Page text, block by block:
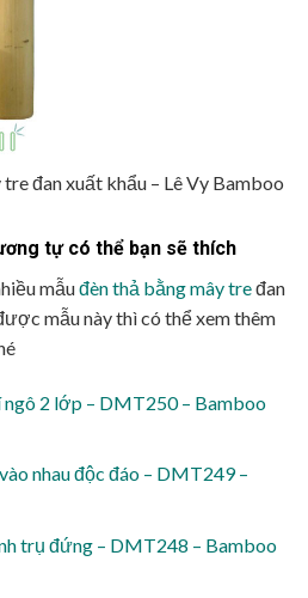
đan xuất khẩu – Lê Vy Bamboo
tự có thể bạn sẽ thích
mẫuđèn thả bằng mây tređan
mẫu này thì có thể xem thêm
ngô 2 lớp – DMT250 – Bamboo
nhau độc đáo – DMT249 –
trụ đứng – DMT248 – Bamboo